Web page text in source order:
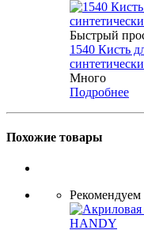
Быстрый
1540 Кисть
Много
Подробнее
Похожие товары
Рекомендуем